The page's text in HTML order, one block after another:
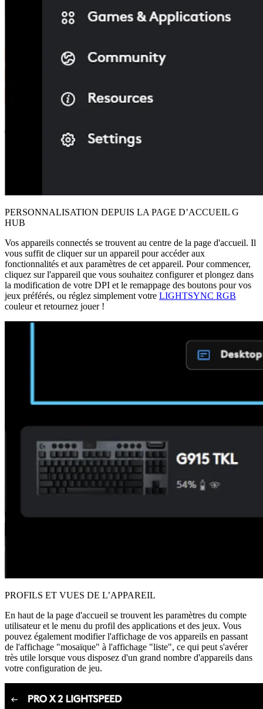
PERSONNALISATION DEPUIS LA PAGE D’ACCUEIL G
HUB
Vos appareils connectés se trouvent au centre de la page d'accueil. Il
vous suffit de cliquer sur un appareil pour accéder aux
fonctionnalités et aux paramètres de cet appareil. Pour commencer,
cliquez sur l'appareil que vous souhaitez configurer et plongez dans
la modification de votre DPI et le remappage des boutons pour vos
jeux préférés, ou réglez simplement votre LIGHTSYNC RGB
couleur et retournez jouer !
PROFILS ET VUES DE L’APPAREIL
En haut de la page d'accueil se trouvent les paramètres du compte
utilisateur et le menu du profil des applications et des jeux. Vous
pouvez également modifier l'affichage de vos appareils en passant
de l'affichage "mosaïque" à l'affichage "liste", ce qui peut s'avérer
très utile lorsque vous disposez d'un grand nombre d'appareils dans
votre configuration de jeu.